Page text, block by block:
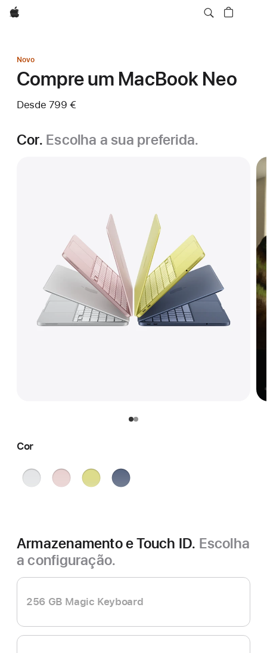
Apple
Novo
Compre um MacBook Neo
Desde 799 €
Cor. Escolha a sua preferida.
Cor
PrateadoRosadoCítrico Índigo
Armazenamento e Touch ID. Escolha
a configuração.
256 GB Magic Keyboard